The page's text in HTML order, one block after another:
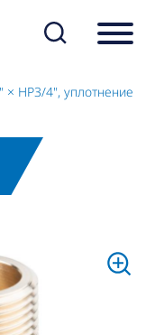
× НР3/4", уплотнение